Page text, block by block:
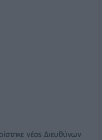
νέος Διευθύνων